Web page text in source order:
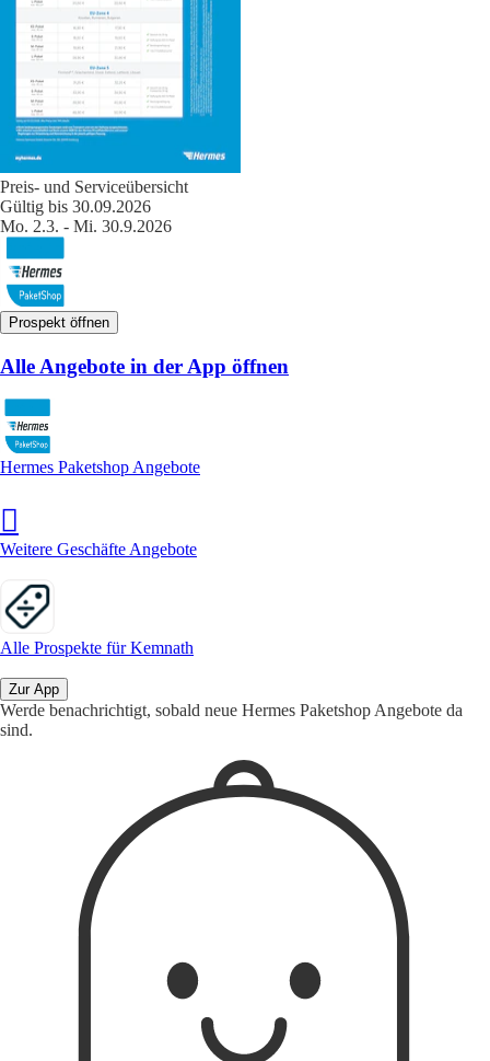
Preis- und Serviceübersicht
Gültig bis 30.09.2026
Mo. 2.3. - Mi. 30.9.2026
Prospekt öffnen
Alle Angebote in der App öffnen
Hermes Paketshop Angebote
Weitere Geschäfte Angebote
Alle Prospekte für Kemnath
Zur App
Werde benachrichtigt, sobald neue Hermes Paketshop Angebote da
sind.